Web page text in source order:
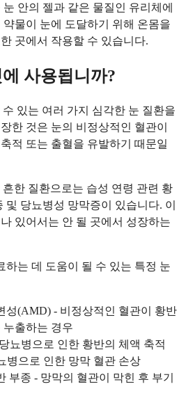
안의 젤과 같은 물질인 유리체에
물이 눈에 도달하기 위해 온몸을
곳에서 작용할 수 있습니다.
사용됩니까?
있는 여러 가지 심각한 눈 질환을
한 것은 눈의 비정상적인 혈관이
적 또는 출혈을 유발하기 때문일
한 질환으로는 습성 연령 관련 황
당뇨병성 망막증이 있습니다. 이
있어서는 안 될 곳에서 성장하는
하는 데 도움이 될 수 있는 특정 눈
성(AMD) - 비정상적인 혈관이 황반
누출하는 경우
뇨병으로 인한 황반의 체액 축적
병으로 인한 망막 혈관 손상
부종 - 망막의 혈관이 막힌 후 부기